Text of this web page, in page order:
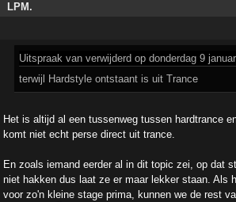
LPM.
Uitspraak van verwijderd op donderdag 9
terwijl Hardstyle ontstaant is uit Trance
Het is altijd al een tussenweg tussen hardtrance
komt niet echt perse direct uit trance.
En zoals iemand eerder al in dit topic zei, op dat
niet hakken dus laat ze er maar lekker staan. Als
voor zo'n kleine stage prima, kunnen we de rest